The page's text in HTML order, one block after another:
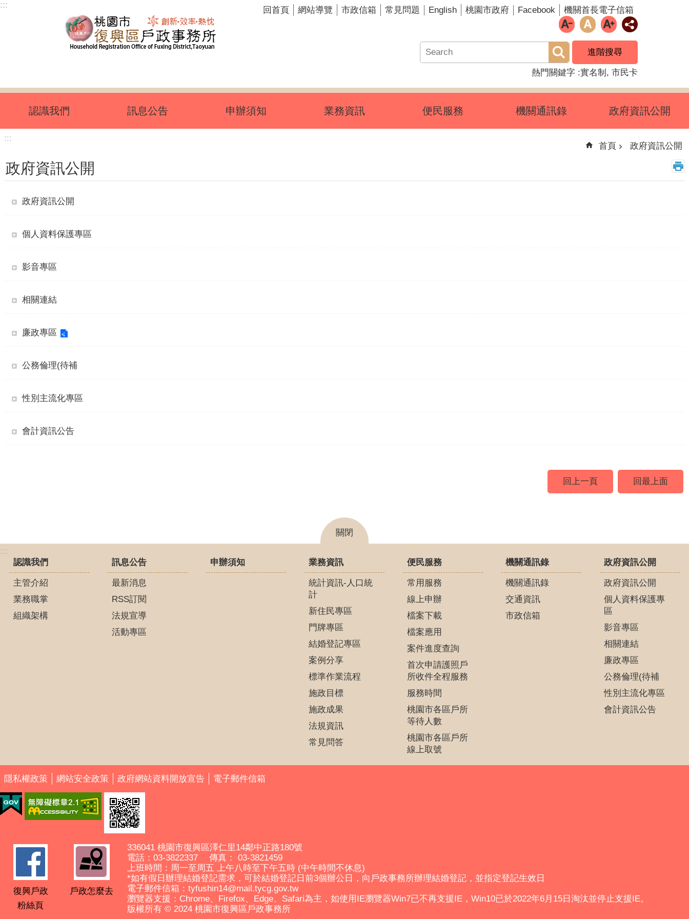
跳到主要內容區塊
:::
回首頁 網站導覽 市政信箱 常見問題 English 桃園市政府 Facebook 機關首長電子信箱
進階搜尋
熱門關鍵字 實名制 市民卡
認識我們 訊息公告 申辦須知 業務資訊 便民服務 機關通訊錄 政府資訊公開
:::
首頁 政府資訊公開
政府資訊公開
政府資訊公開
個人資料保護專區
影音專區
相關連結
廉政專區
公務倫理(待補
性別主流化專區
會計資訊公告
回上一頁 回最上面
關閉
:::
認識我們
主管介紹
業務職掌
組織架構
訊息公告
最新消息
RSS訂閱
法規宣導
活動專區
申辦須知 業務資訊
統計資訊-人口統
計
新住民專區
門牌專區
結婚登記專區
案例分享
標準作業流程
施政目標
施政成果
法規資訊
常見問答
便民服務
常用服務
線上申辦
檔案下載
檔案應用
案件進度查詢
首次申請護照戶
所收件全程服務
服務時間
桃園市各區戶所
等待人數
桃園市各區戶所
線上取號
機關通訊錄
機關通訊錄
交通資訊
市政信箱
政府資訊公開
政府資訊公開
個人資料保護專
區
影音專區
相關連結
廉政專區
公務倫理(待補
性別主流化專區
會計資訊公告
隱私權政策 網站安全政策 政府網站資料開放宣告 電子郵件信箱
復興戶政
粉絲頁
戶政怎麼去
336041 桃園市復興區澤仁里14鄰中正路180號
電話：03-3822337 傳真： 03-3821459
上班時間：周一至周五 上午八時至下午五時 (中午時間不休息)
*如有假日辦理結婚登記需求，可於結婚登記日前3個辦公日，向戶政事務所辦理結婚登記，並指定登記生效日
電子郵件信箱：tyfushin14@mail.tycg.gov.tw
瀏覽器支援：Chrome、Firefox、Edge、Safari為主，如使用IE瀏覽器Win7已不再支援IE，Win10已於2022年6月15日淘汰並停止支援IE。
版權所有 © 2024 桃園市復興區戶政事務所